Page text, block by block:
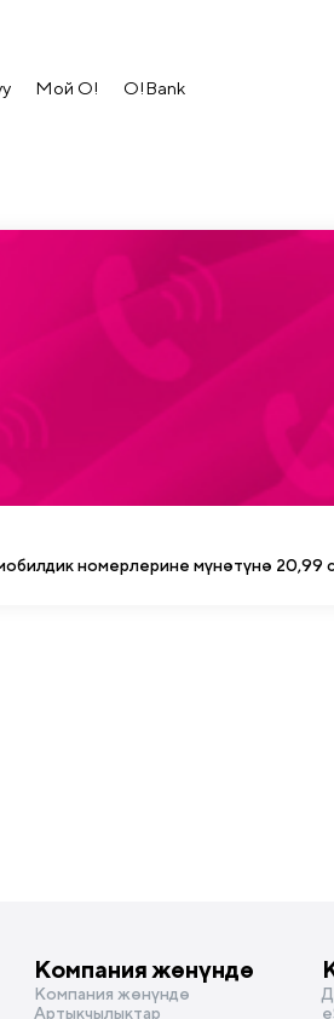
Мой О! O!Bank
номерлерине мүнѳтүнѳ 20,99
Компания жөнүндө
Компания жөнүндө
Артыкчылыктар